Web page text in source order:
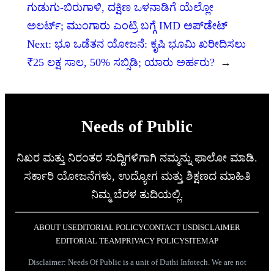
ಗುಡುಗು-ಬಿರುಗಾಳಿ, ದಕ್ಷಿಣ ಒಳನಾಡಿಗೆ ಯೆಲ್ಲೋ
ಅಲರ್ಟ್; ಮುಂಗಾರು ಎಂಟ್ರಿ ಬಗ್ಗೆ IMD ಅಪ್‌ಡೇಟ್
Next: ಭೂ ಒಡೆತನ ಯೋಜನೆ: ಕೃಷಿ ಭೂಮಿ ಖರೀದಿಸಲು
₹25 ಲಕ್ಷ ಸಾಲ, 50% ಸಬ್ಸಿಡಿ; ಯಾರು ಅರ್ಹರು? →
Needs of Public
ನಿಖರ ಮತ್ತು ನಿರಂತರ ಸುದ್ದಿಗಳಿಗಾಗಿ ನಮ್ಮನ್ನು ಫಾಲೋ ಮಾಡಿ.
ಸರ್ಕಾರಿ ಯೋಜನೆಗಳು, ಉದ್ಯೋಗ ಮತ್ತು ಶಿಕ್ಷಣದ ಮಾಹಿತಿ
ನಿಮ್ಮ ಬೆರಳ ತುದಿಯಲ್ಲಿ.
ABOUT USEDITORIAL POLICYCONTACT USDISCLAIMER
EDITORIAL TEAMPRIVACY POLICYSITEMAP
Disclaimer: Needs Of Public is a unit of Duthi Infotech. We are not